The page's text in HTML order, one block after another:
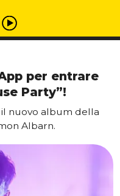
per entrare
Party”!
il nuovo album della
Albarn.